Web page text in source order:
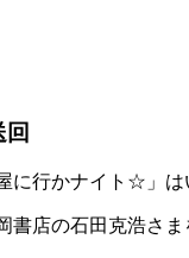
回
に行かナイト☆」は
書店の石田克浩さ